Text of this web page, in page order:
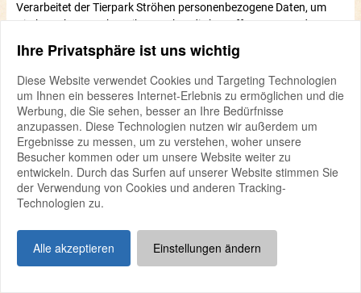
Verarbeitet der Tierpark Ströhen personenbezogene Daten, um
Direktwerbung zu betreiben, so hat die betroffene Person das
personenbezogenen Daten zum Zwecke derartiger Werbung
einzulegen. Dies gilt auch für das Profiling, soweit es mit solcher
Direktwerbung in Verbindung steht. Widerspricht die betroffene
Person gegenüber dem Tierpark Ströhen der Verarbeitung für
Zwecke der Direktwerbung, so wird der Tierpark Ströhen die
personenbezogenen Daten nicht mehr für diese Zwecke
verarbeiten.
Zudem hat die betroffene Person das Recht, aus Gründen, die sich
aus ihrer besonderen Situation ergeben, gegen die sie betreffende
Forschungszwecken oder zu statistischen Zwecken gemäß Art.
Ihre Privatsphäre ist uns wichtig
Diese Website verwendet Cookies und Targeting Technologien
um Ihnen ein besseres Internet-Erlebnis zu ermöglichen und die
Werbung, die Sie sehen, besser an Ihre Bedürfnisse
anzupassen. Diese Technologien nutzen wir außerdem um
Ergebnisse zu messen, um zu verstehen, woher unsere
Besucher kommen oder um unsere Website weiter zu
entwickeln. Durch das Surfen auf unserer Website stimmen Sie
der Verwendung von Cookies und anderen Tracking-
Technologien zu.
Alle akzeptieren Einstellungen ändern